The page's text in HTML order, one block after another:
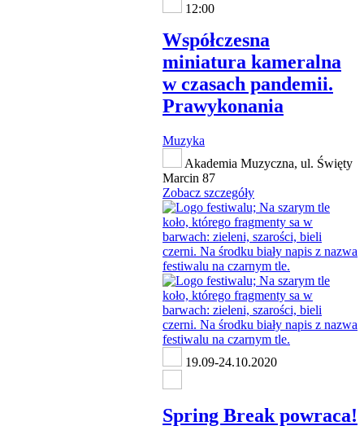
12:00
Współczesna
miniatura kameralna
w czasach pandemii.
Prawykonania
Muzyka
Akademia Muzyczna, ul. Święty
Marcin 87
Zobacz szczegóły
19.09-24.10.2020
Spring Break powraca!